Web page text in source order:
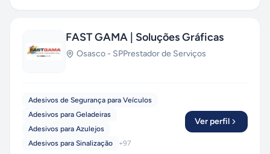
FAST GAMA | Soluções Gráficas
Osasco - SPPrestador de Serviços
Adesivos de Segurança para Veículos
Adesivos para Geladeiras
Adesivos para Azulejos
Adesivos para Sinalização
+97
Ver perfil